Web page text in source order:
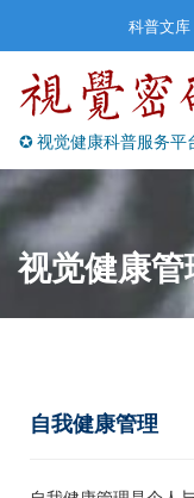
content
科普文库
✪ 视觉健康科普服务平
视觉健康管
自我健康管理